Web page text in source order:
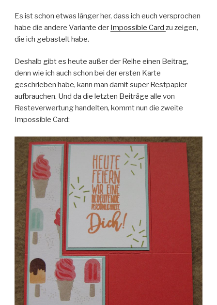
Es ist schon etwas länger her, dass ich euch versprochen
habe die andere Variante der Impossible Card zu zeigen,
die ich gebastelt habe.
Deshalb gibt es heute außer der Reihe einen Beitrag,
denn wie ich auch schon bei der ersten Karte
geschrieben habe, kann man damit super Restpapier
aufbrauchen. Und da die letzten Beiträge alle von
Resteverwertung handelten, kommt nun die zweite
Impossible Card: